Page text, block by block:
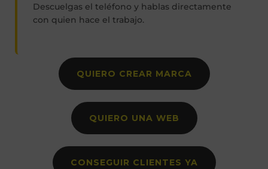
Descuelgas el teléfono y hablas directamente
con quien hace el trabajo.
QUIERO CREAR MARCA
QUIERO UNA WEB
CONSEGUIR CLIENTES YA